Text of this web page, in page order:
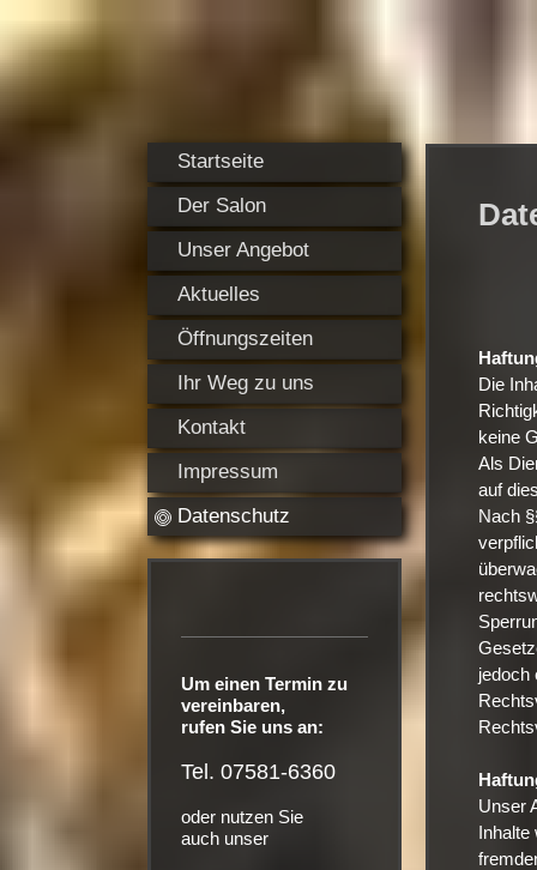
Startseite
Der Salon
Unser Angebot
Aktuelles
Öffnungszeiten
Ihr Weg zu uns
Kontakt
Impressum
Datenschutz
Um einen Termin zu
vereinbaren,
rufen Sie uns an:
Tel. 07581-6360
oder nutzen Sie
auch unser
Die
keine
Als
auf
Nach
jedoch
Unser
Inhalte